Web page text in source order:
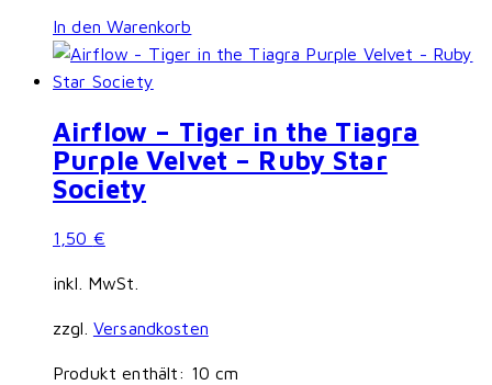
In den Warenkorb
Airflow – Tiger in the Tiagra
Purple Velvet – Ruby Star
Society
1,50 €
inkl. MwSt.
zzgl. Versandkosten
Produkt enthält: 10 cm